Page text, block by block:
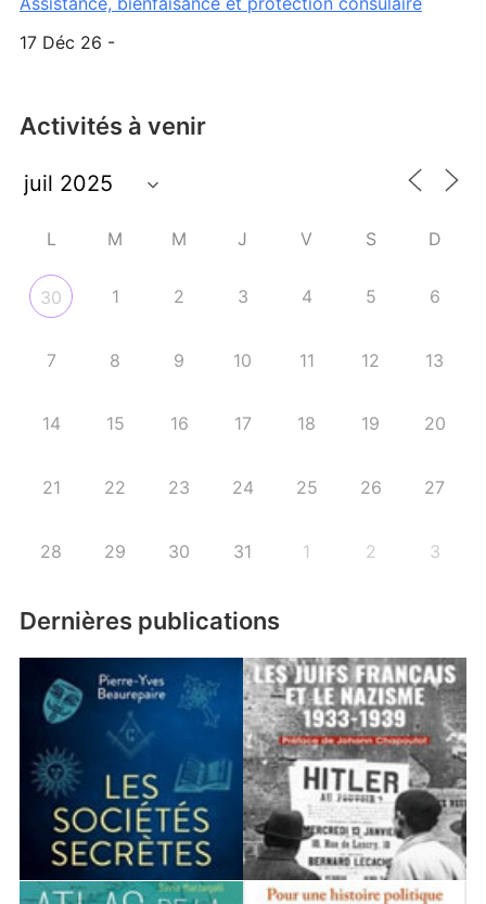
17 Déc 26 -
Activités à venir
L M M J V S D
30 1 2 3 4 5 6
7 8 9 10 11 12 13
14 15 16 17 18 19 20
21 22 23 24 25 26 27
28 29 30 31 1 2 3
Dernières publications